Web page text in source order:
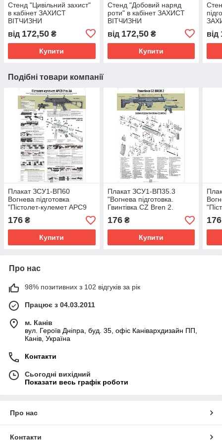
Стенд "Цивільний захист"
в кабінет ЗАХИСТ
ВІТЧИЗНИ
від 172,50 ₴
Купити
Стенд "Добовий наряд
роти" в кабінет ЗАХИСТ
ВІТЧИЗНИ
від 172,50₴
Купити
від
Подібні товари компанії
Плакат ЗСУ1-ВП60
Вогнева підготовка
"Пістолет-кулемет APC9
Pro AA" для Збройних Сил
України
176 ₴
Купити
Плакат ЗСУ1-ВП35.3
"Вогнева підготовка.
Гвинтівка CZ Bren 2.
Схема будови" для
Збройних Сил України
176₴
Купити
176
Про нас
98% позитивних з 102 відгуків за рік
Працює з 04.03.2011
м. Канів
вул. Героїв Дніпра, буд. 35, офіс Канівархдизайн ПП,
Канів, Україна
Контакти
Сьогодні вихідний
Показати весь графік роботи
Про нас
Контакти